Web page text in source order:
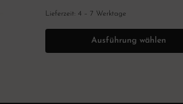
Lieferzeit: 4 – 7 Werktage
Ausführung wählen